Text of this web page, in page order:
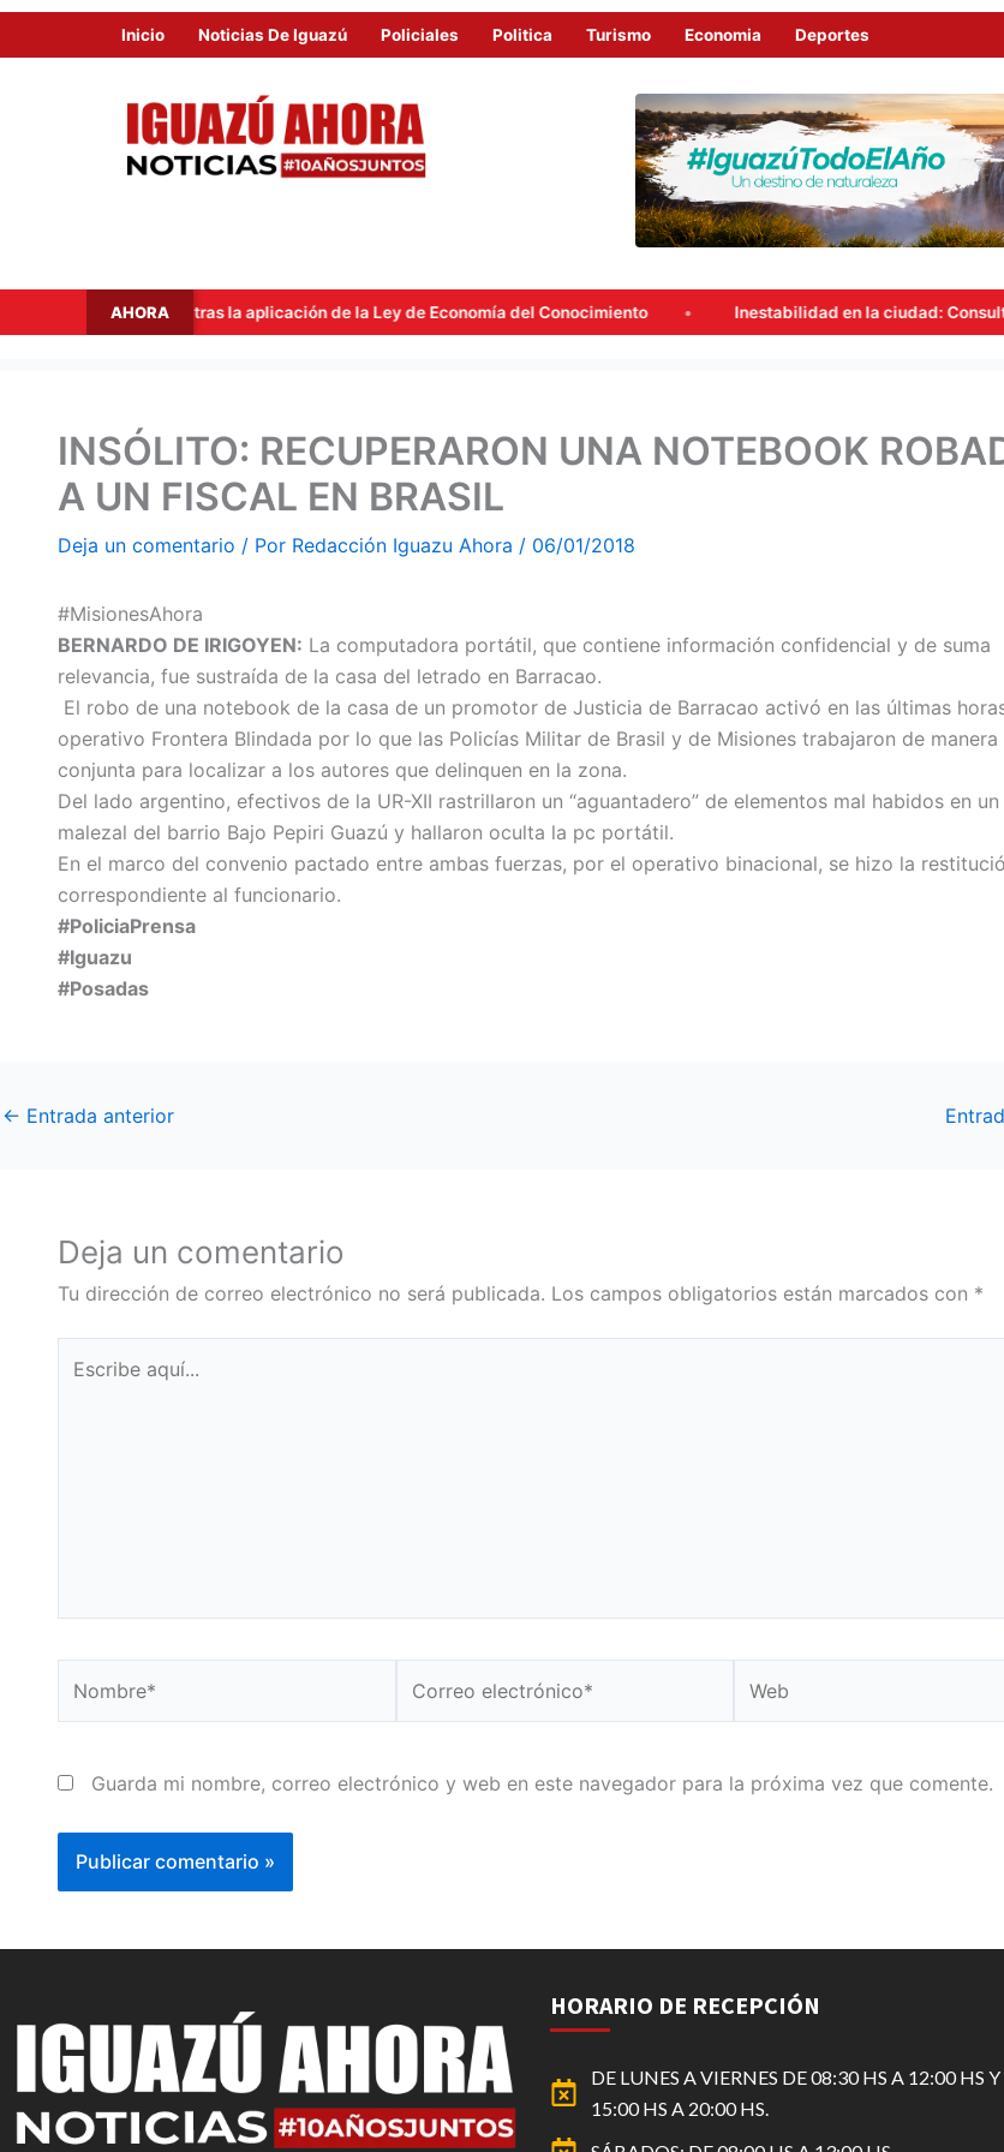
Inicio Noticias De Iguazú Policiales Politica Turismo Economia Deportes
AHORA
tras la aplicación de la Ley de Economía del Conocimiento Inestabilidad en la ciudad: Consultá el
INSÓLITO: RECUPERARON UNA NOTEBOOK
A UN FISCAL EN BRASIL
Deja un comentario / Por Redacción Iguazu Ahora / 06/01/2018
#MisionesAhora
BERNARDO DE IRIGOYEN: La computadora portátil, que contiene información confidencial y de suma
relevancia, fue sustraída de la casa del letrado en Barracao.
El robo de una notebook de la casa de un promotor de Justicia de Barracao activó en las últimas
operativo Frontera Blindada por lo que las Policías Militar de Brasil y de Misiones trabajaron de manera
conjunta para localizar a los autores que delinquen en la zona.
Del lado argentino, efectivos de la UR-XII rastrillaron un “aguantadero” de elementos mal habidos en un
malezal del barrio Bajo Pepiri Guazú y hallaron oculta la pc portátil.
En el marco del convenio pactado entre ambas fuerzas, por el operativo binacional, se hizo la
correspondiente al funcionario.
#PoliciaPrensa
#Iguazu
#Posadas
← Entrada anterior
Deja un comentario
Tu dirección de correo electrónico no será publicada. Los campos obligatorios están marcados con *
aquí...
electrónico*
Guarda mi nombre, correo electrónico y web en este navegador para la próxima vez que comente.
HORARIO DE RECEPCIÓN
DE LUNES A VIERNES DE 08:30 HS A 12:00 HS Y
15:00 HS A 20:00 HS.